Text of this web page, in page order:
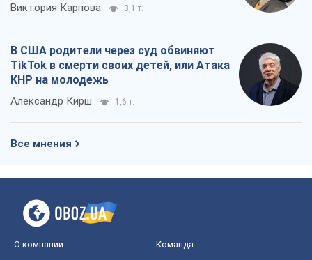
Виктория Карпова 3,1 т.
В США родители через суд обвиняют
TikTok в смерти своих детей, или Атака
КНР на молодежь
Александр Кирш 1,6 т.
Все мнения
О компании Команда